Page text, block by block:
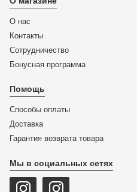
О нас
Контакты
Сотрудничество
Бонусная программа
Помощь
Способы оплаты
Доставка
Гарантия возврата товара
Мы в социальных сетях